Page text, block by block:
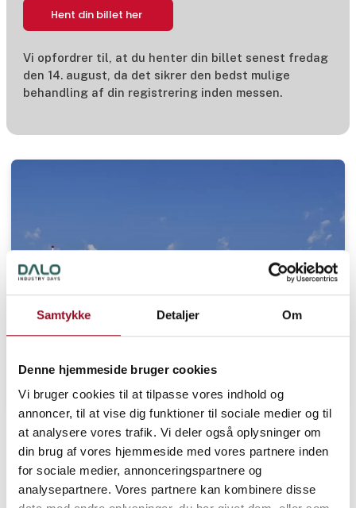
Samtykke Detaljer Om
Denne hjemmeside bruger cookies
Vi bruger cookies til at tilpasse vores indhold og
annoncer, til at vise dig funktioner til sociale medier og til
at analysere vores trafik. Vi deler også oplysninger om
din brug af vores hjemmeside med vores partnere inden
for sociale medier, annonceringspartnere og
analysepartnere. Vores partnere kan kombinere disse
Hent din billet her
Vi opfordrer til, at du henter din billet senest fredag
den 14. august, da det sikrer den bedst mulige
behandling af din registrering inden messen.
Planlæg turen til Herning
Find info om parkering, opladning af elbil, transport og